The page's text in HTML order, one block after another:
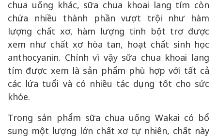
chua uống khác, sữa chua khoai lang tím còn
chứa nhiều thành phần vượt trội như hàm
lượng chất xơ, hàm lượng tinh bột trơ được
xem như chất xơ hòa tan, hoạt chất sinh học
anthocyanin. Chính vì vậy sữa chua khoai lang
tím được xem là sản phẩm phù hợp với tất cả
các lứa tuổi và có nhiều tác dụng tốt cho sức
khỏe.
Trong sản phẩm sữa chua uống Wakai có bổ
sung một lượng lớn chất xơ tự nhiên, chất này